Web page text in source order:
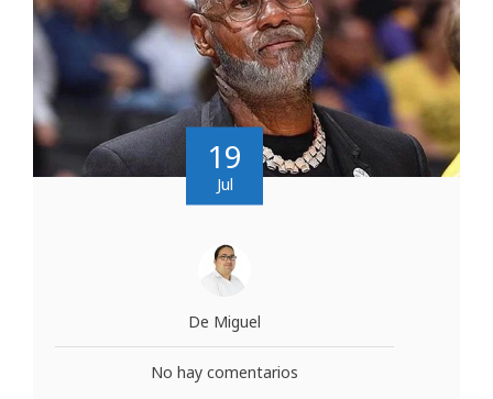
19
Jul
De Miguel
No hay comentarios